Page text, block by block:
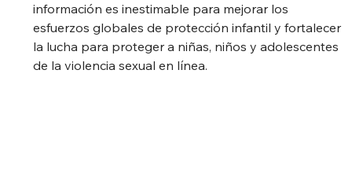
información es inestimable para mejorar los
esfuerzos globales de protección infantil y fortalecer
la lucha para proteger a niñas, niños y adolescentes
de la violencia sexual en línea.